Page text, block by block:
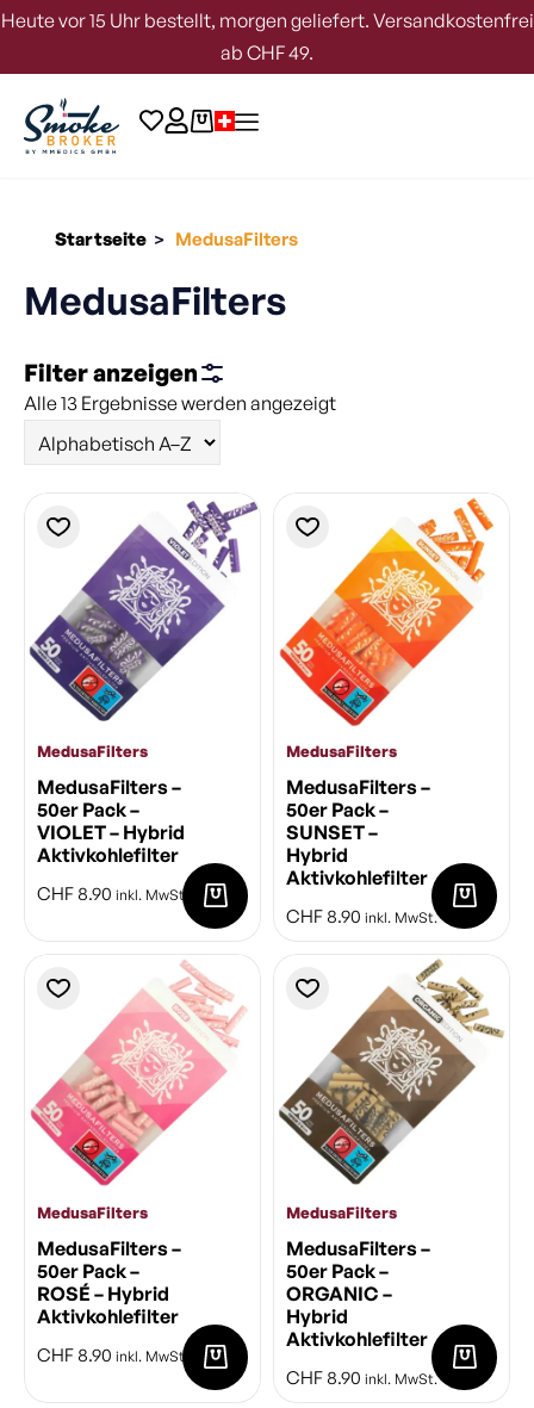
Heute vor 15 Uhr bestellt, morgen geliefert. Versandkostenfrei
ab CHF 49.
Startseite > MedusaFilters
MedusaFilters
Filter anzeigen
Alle 13 Ergebnisse werden angezeigt
MedusaFilters
MedusaFilters –
50er Pack –
VIOLET – Hybrid
Aktivkohlefilter
CHF 8.90 inkl. MwSt.
MedusaFilters
MedusaFilters –
50er Pack –
SUNSET –
Hybrid
Aktivkohlefilter
CHF 8.90 inkl. MwSt.
MedusaFilters
MedusaFilters –
50er Pack –
ROSÉ – Hybrid
Aktivkohlefilter
CHF 8.90 inkl. MwSt.
MedusaFilters
MedusaFilters –
50er Pack –
ORGANIC –
Hybrid
Aktivkohlefilter
CHF 8.90 inkl. MwSt.